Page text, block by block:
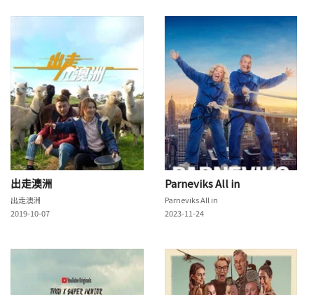
出走澳洲
出走澳洲
2019-10-07
Parneviks All in
Parneviks All in
2023-11-24